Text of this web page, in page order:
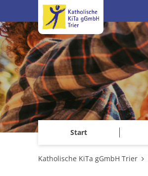
Zum Inhalt springen
Start
Katholische KiTa gGmbH Trier